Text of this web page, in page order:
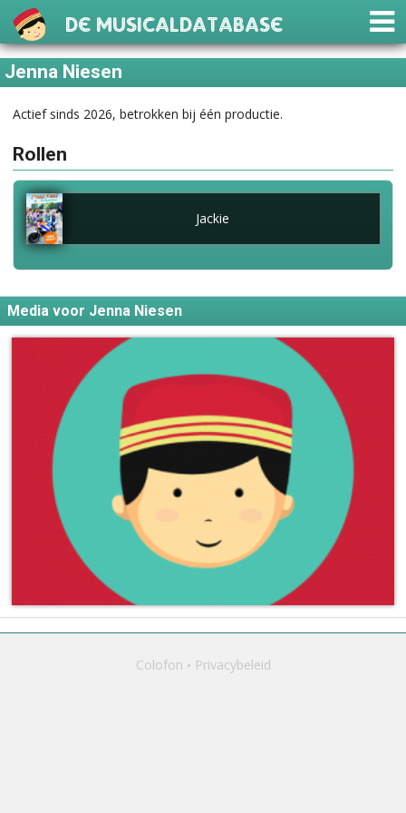
De Musicaldatabase
Jenna Niesen
Actief sinds 2026, betrokken bij één productie.
Rollen
Jackie
Media voor Jenna Niesen
Colofon Privacybeleid